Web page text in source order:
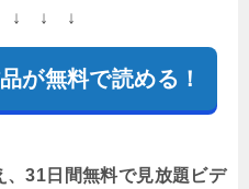
↓ ↓ ↓
が無料で読める！
31日間無料で見放題ビデ